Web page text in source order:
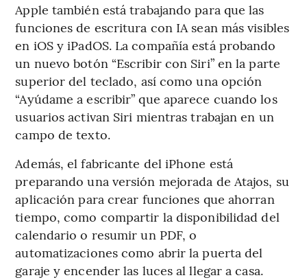
Apple también está trabajando para que las
funciones de escritura con IA sean más visibles
en iOS y iPadOS. La compañía está probando
un nuevo botón “Escribir con Siri” en la parte
superior del teclado, así como una opción
“Ayúdame a escribir” que aparece cuando los
usuarios activan Siri mientras trabajan en un
campo de texto.
Además, el fabricante del iPhone está
preparando una versión mejorada de Atajos, su
aplicación para crear funciones que ahorran
tiempo, como compartir la disponibilidad del
calendario o resumir un PDF, o
automatizaciones como abrir la puerta del
garaje y encender las luces al llegar a casa.